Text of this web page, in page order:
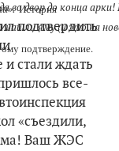
История
подтверждение.
во двор до конца
яму (и это на
подтвердить
и стали ждать
все-
«съездили,
Ваш ЖЭС